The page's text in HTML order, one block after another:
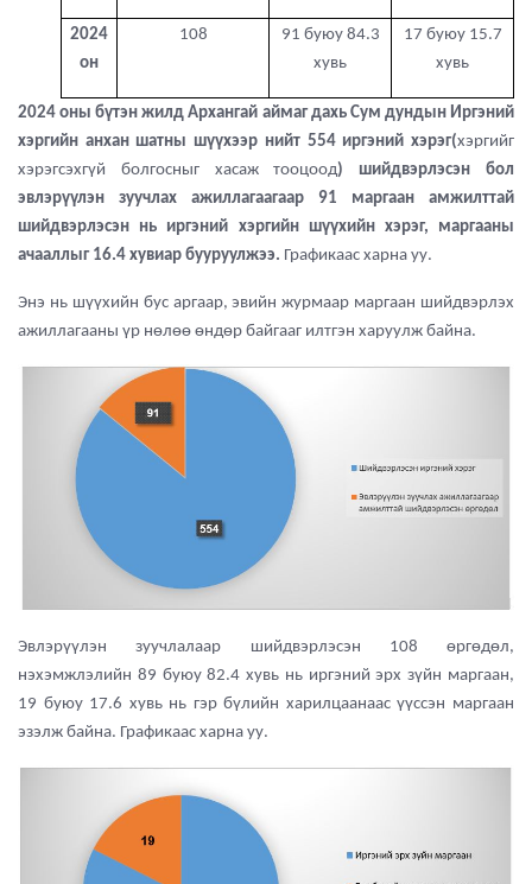
2024
он
108
91 буюу 84.3
хувь
17 буюу 15.7
хувь
2024 оны бүтэн жилд Архангай аймаг дахь Сум дундын Иргэний
хэргийн анхан шатны шүүхээр нийт 554 иргэний хэрэг(хэргийг
хэрэгсэхгүй болгосныг хасаж тооцоод) шийдвэрлэсэн бол
эвлэрүүлэн зуучлах ажиллагаагаар 91 маргаан амжилттай
шийдвэрлэсэн нь иргэний хэргийн шүүхийн хэрэг, маргааны
ачааллыг 16.4 хувиар бууруулжээ. Графикаас харна уу.
Энэ нь шүүхийн бус аргаар, эвийн журмаар маргаан шийдвэрлэх
ажиллагааны үр нөлөө өндөр байгааг илтгэн харуулж байна.
Эвлэрүүлэн зуучлалаар шийдвэрлэсэн 108 өргөдөл,
нэхэмжлэлийн 89 буюу 82.4 хувь нь иргэний эрх зүйн маргаан,
19 буюу 17.6 хувь нь гэр бүлийн харилцаанаас үүссэн маргаан
эзэлж байна. Графикаас харна уу.